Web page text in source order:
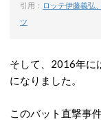
引用： ロッテ伊藤義弘
ツ
そして、2016年に
になりました。
このバット直撃事